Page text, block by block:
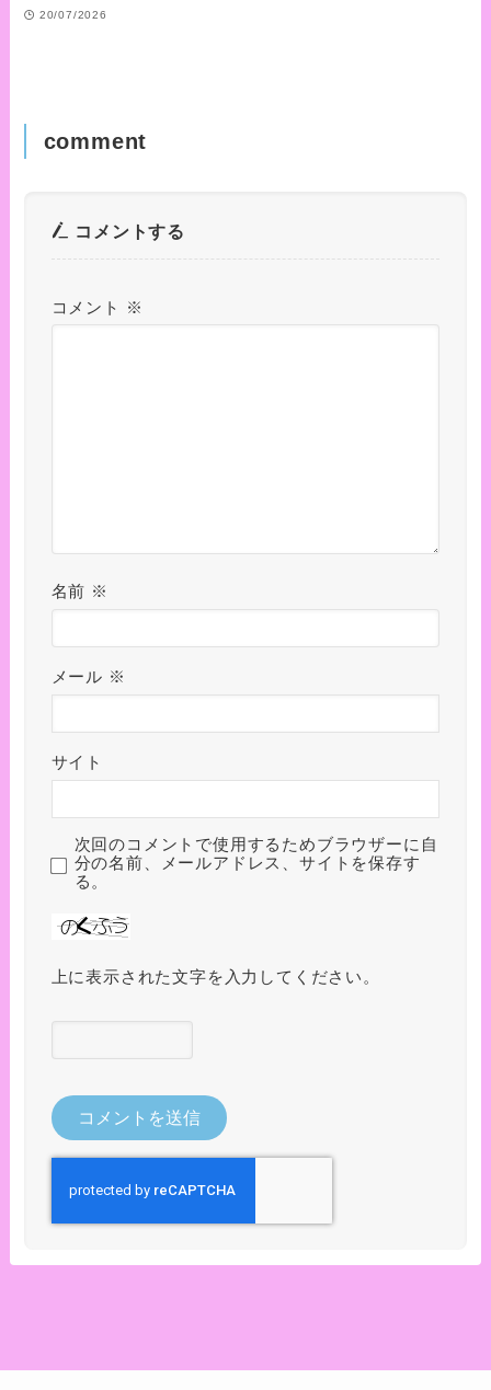
20/07/2026
comment
コメントする
コメント ※
名前 ※
メール ※
サイト
次回のコメントで使用するためブラウザーに自
分の名前、メールアドレス、サイトを保存す
る。
上に表示された文字を入力してください。